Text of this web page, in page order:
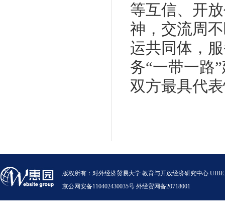
等互信、开
神，交流周
运共同体，
务“一带一路
双方最具代
版权所有：对外经济贸易大学 教育与开放经济研究中心
京公网安备110402430035号 外经贸网备20718001